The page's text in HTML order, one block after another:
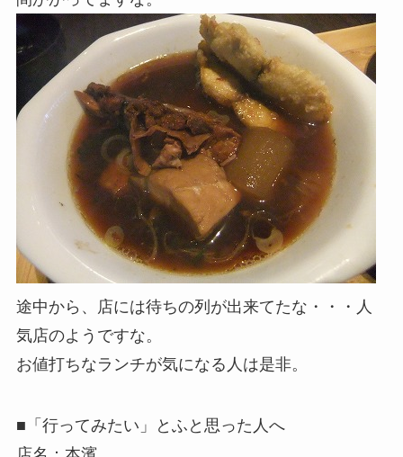
途中から、店には待ちの列が出来てたな・・・人
気店のようですな。
お値打ちなランチが気になる人は是非。
■「行ってみたい」とふと思った人へ